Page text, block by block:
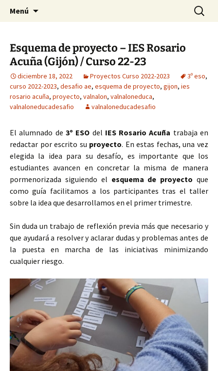
Menú Buscar:
Esquema de proyecto – IES Rosario
Acuña (Gijón) / Curso 22-23
diciembre 18, 2022 Proyectos Curso 2022-2023 3º eso,
curso 2022-2023, desafio ae, esquema de proyecto, gijon, ies
rosario acuña, proyecto, valnalon, valnaloneduca,
valnaloneducadesafio
valnaloneducadesafio
El alumnado de 3º ESO del IES Rosario Acuña trabaja en
redactar por escrito su proyecto. En estas fechas, una vez
elegida la idea para su desafío, es importante que los
estudiantes avancen en concretar la misma de manera
pormenorizada siguiendo el esquema de proyecto que
como guía facilitamos a los participantes tras el taller
sobre la idea que desarrollamos en el primer trimestre.
Sin duda un trabajo de reflexión previa más que necesario y
que ayudará a resolver y aclarar dudas y problemas antes de
la puesta en marcha de las iniciativas minimizando
cualquier riesgo.